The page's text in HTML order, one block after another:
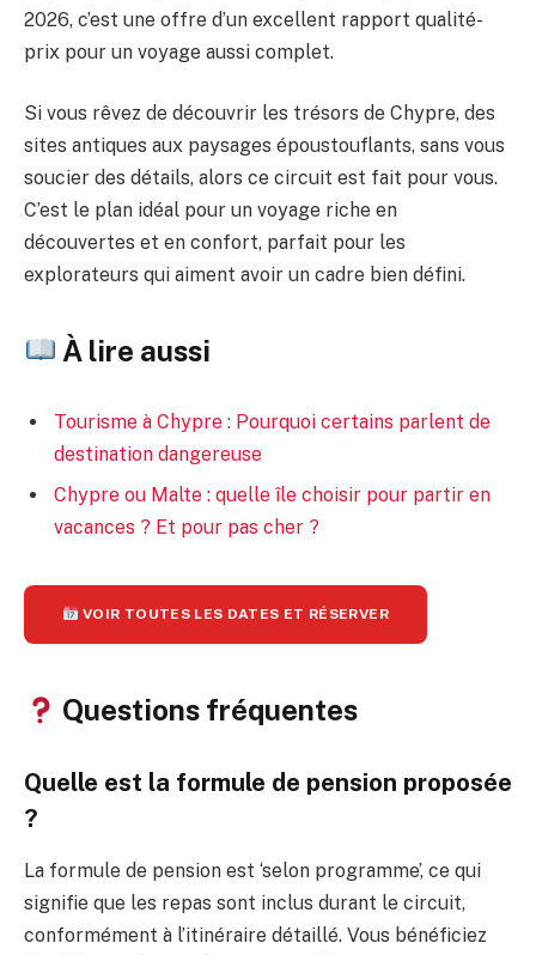
2026, c’est une offre d’un excellent rapport qualité-
prix pour un voyage aussi complet.
Si vous rêvez de découvrir les trésors de Chypre, des
sites antiques aux paysages époustouflants, sans vous
soucier des détails, alors ce circuit est fait pour vous.
C’est le plan idéal pour un voyage riche en
découvertes et en confort, parfait pour les
explorateurs qui aiment avoir un cadre bien défini.
À lire aussi
Tourisme à Chypre : Pourquoi certains parlent de
destination dangereuse
Chypre ou Malte : quelle île choisir pour partir en
vacances ? Et pour pas cher ?
VOIR TOUTES LES DATES ET RÉSERVER
Questions fréquentes
Quelle est la formule de pension proposée
?
La formule de pension est ‘selon programme’, ce qui
signifie que les repas sont inclus durant le circuit,
conformément à l’itinéraire détaillé. Vous bénéficiez